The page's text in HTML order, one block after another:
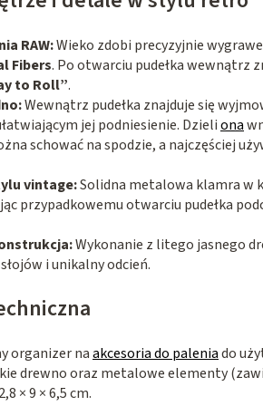
RAW:Wieko zdobi precyzyjnie
Fibers. Po otwarciu pudełka wewnątrz
to Roll”.
Wewnątrz pudełka znajduje się
jej podniesienie. Dzieliona
schować na spodzie, a najczęściej
vintage:Solidna metalowa klamra w
przypadkowemu otwarciu pudełka
Wykonanie z litego jasnego
i unikalny odcień.
organizer naakcesoria do paleniado
drewno oraz metalowe elementy
× 9 × 6,5 cm.